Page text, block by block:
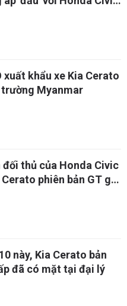
xuất khẩu xe Kia Cerato
Myanmar
đối thủ của Honda Civic
Cerato phiên bản GT giá
này, Kia Cerato bản
đã có mặt tại đại lý